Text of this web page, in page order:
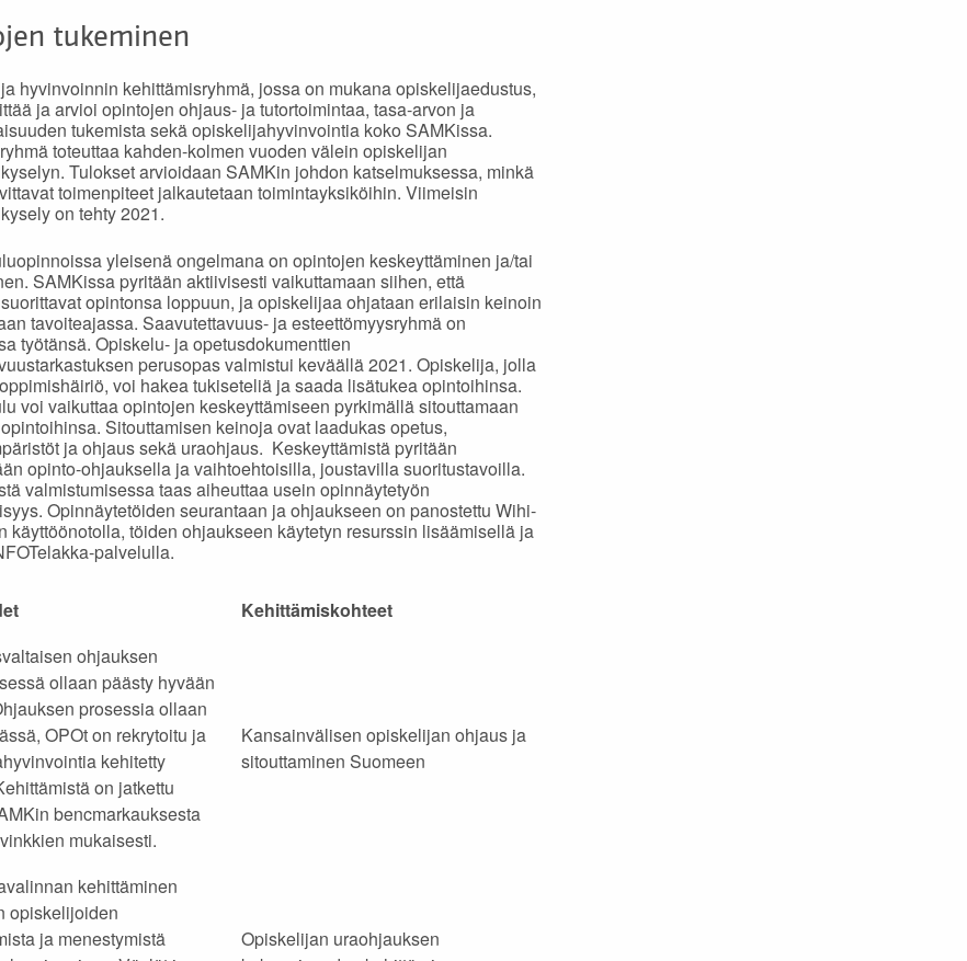
tukeminen
hyvinvoinnin kehittämisryhmä, jossa on mukana opiskelijaedustus,
ja arvioi opintojen ohjaus- ja tutortoimintaa, tasa-arvon ja
tukemista sekä opiskelijahyvinvointia koko SAMKissa.
toteuttaa kahden-kolmen vuoden välein opiskelijan
Tulokset arvioidaan SAMKin johdon katselmuksessa, minkä
toimenpiteet jalkautetaan toimintayksiköihin. Viimeisin
on tehty 2021.
yleisenä ongelmana on opintojen keskeyttäminen ja/tai
SAMKissa pyritään aktiivisesti vaikuttamaan siihen, että
opintonsa loppuun, ja opiskelijaa ohjataan erilaisin keinoin
tavoiteajassa. Saavutettavuus- ja esteettömyysryhmä on
työtänsä. Opiskelu- ja opetusdokumenttien
perusopas valmistui keväällä 2021. Opiskelija, jolla
voi hakea tukiseteliä ja saada lisätukea opintoihinsa.
voi vaikuttaa opintojen keskeyttämiseen pyrkimällä sitouttamaan
Sitouttamisen keinoja ovat laadukas opetus,
ja ohjaus sekä uraohjaus. Keskeyttämistä pyritään
opinto-ohjauksella ja vaihtoehtoisilla, joustavilla suoritustavoilla.
valmistumisessa taas aiheuttaa usein opinnäytetyön
Opinnäytetöiden seurantaan ja ohjaukseen on panostettu Wihi-
käyttöönotolla, töiden ohjaukseen käytetyn resurssin lisäämisellä ja
palvelulla.
Kehittämiskohteet
ohjauksen
ollaan päästy hyvään
prosessia ollaan
OPOt on rekrytoitu ja
kehitetty
on jatkettu
bencmarkauksesta
mukaisesti.
Kansainvälisen opiskelijan ohjaus ja
sitouttaminen Suomeen
kehittäminen
opiskelijoiden
ja menestymistä
Opiskelijan uraohjauksen